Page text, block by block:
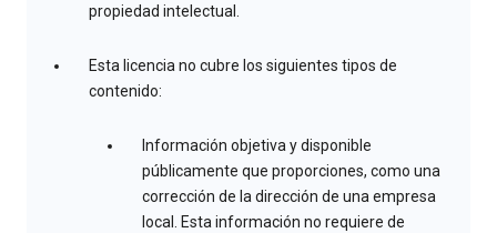
propiedad intelectual.
Esta licencia no cubre los siguientes tipos de
contenido:
Información objetiva y disponible
públicamente que proporciones, como una
corrección de la dirección de una empresa
local. Esta información no requiere de